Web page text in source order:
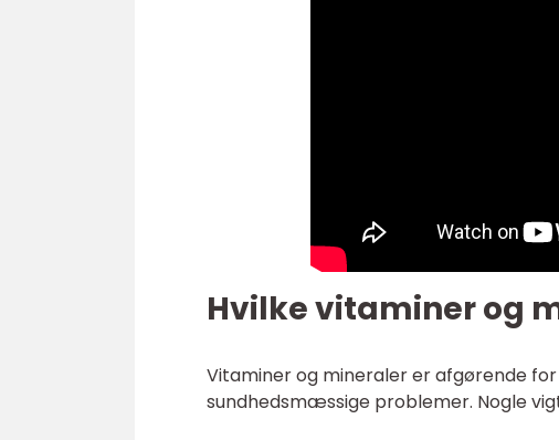
Hvilke vitaminer og
Vitaminer og mineraler er afgørende
sundhedsmæssige problemer. Nogle